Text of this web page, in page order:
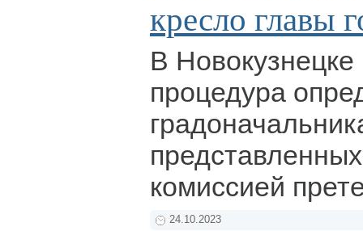
кресло главы
В
процедура
комиссией
24.10.2023